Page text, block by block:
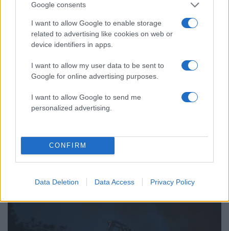
Google consents
I want to allow Google to enable storage
related to advertising like cookies on web or
device identifiers in apps.
I want to allow my user data to be sent to
Google for online advertising purposes.
I want to allow Google to send me
personalized advertising.
CONFIRM
Data Deletion Data Access Privacy Policy
05:0307.08.26
Καιρός σήμερα: 38άρια και ισχυροί βοριάδες –